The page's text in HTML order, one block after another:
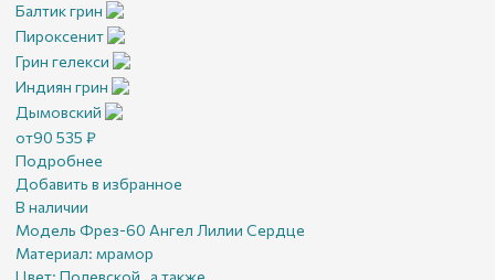
Балтик грин
Пироксенит
Грин гелекси
Индиян грин
Дымовский
от90 535 ₽
Подробнее
Добавить в избранное
В наличии
Модель Фрез-60 Ангел Лилии Сердце
Материал: мрамор